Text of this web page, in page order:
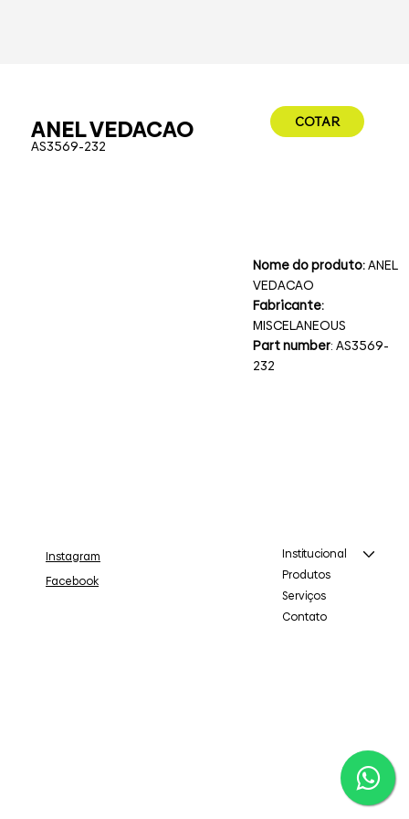
ANEL VEDACAO
AS3569-232
COTAR
Nome do produto:ANEL
VEDACAO
Fabricante:
MISCELANEOUS
Part number: AS3569-
232
Institucional
Produtos
Serviços
Contato
Instagram
Facebook